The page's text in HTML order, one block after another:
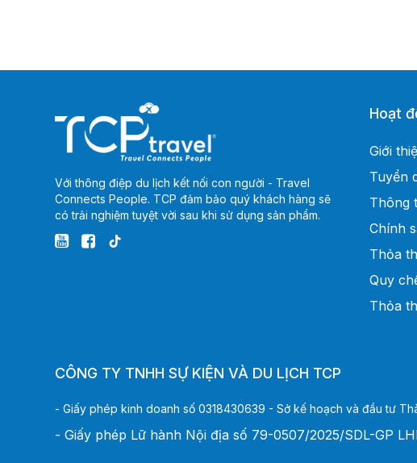
Với thông điệp du lịch kết nối con người - Travel
Connects People. TCP đảm bảo quý khách hàng sẽ
có trải nghiệm tuyệt vời sau khi sử dụng sản phẩm.
Hoạt
Giới
Tuyển
Thông
Chính
Thỏa
Quy
Thỏa
CÔNG TY TNHH SỰ KIỆN VÀ DU LỊCH TCP
- Giấy phép kinh doanh số 0318430639 - Sở kế hoạch và đầu tư
- Giấy phép Lữ hành Nội địa số 79-0507/2025/SDL-GP